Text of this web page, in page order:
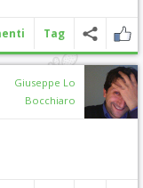
Tag
Giuseppe Lo
Bocchiaro